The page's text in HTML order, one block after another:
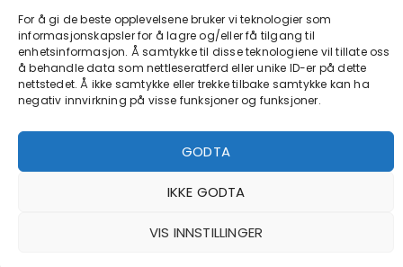
For å gi de beste opplevelsene bruker vi teknologier som
informasjonskapsler for å lagre og/eller få tilgang til
enhetsinformasjon. Å samtykke til disse teknologiene vil tillate oss
å behandle data som nettleseratferd eller unike ID-er på dette
nettstedet. Å ikke samtykke eller trekke tilbake samtykke kan ha
negativ innvirkning på visse funksjoner og funksjoner.
GODTA
IKKE GODTA
VIS INNSTILLINGER